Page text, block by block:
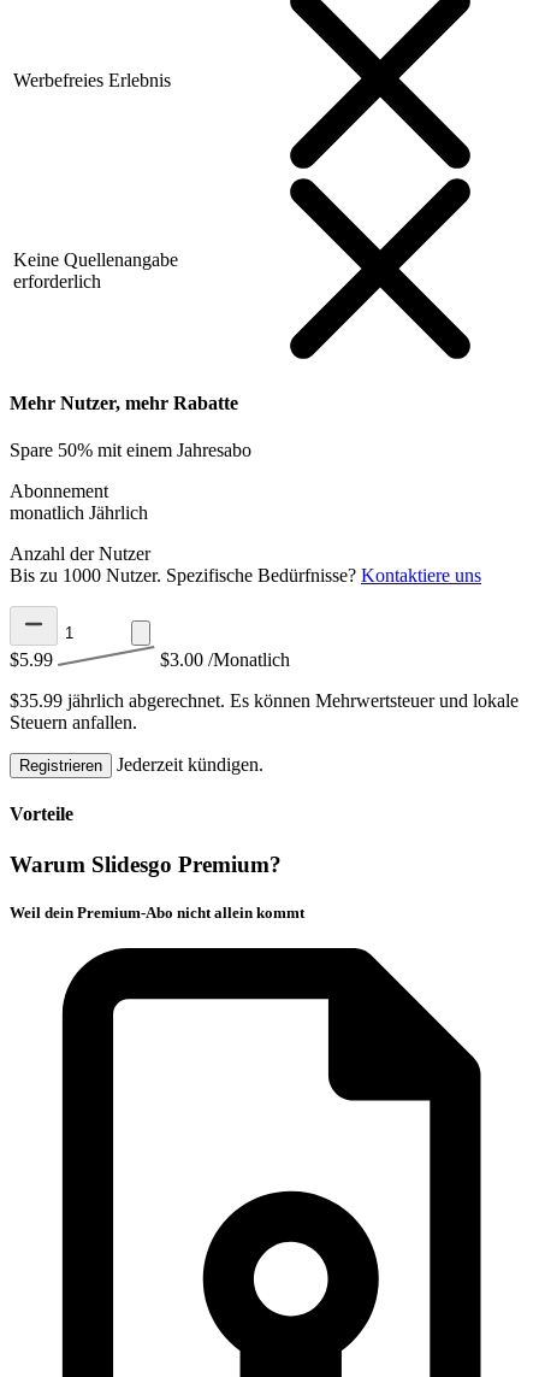
Werbefreies Erlebnis
Keine Quellenangabe
erforderlich
Mehr Nutzer, mehr Rabatte
Spare 50% mit einem Jahresabo
Abonnement
monatlich Jährlich
Anzahl der Nutzer
Bis zu 1000 Nutzer. Spezifische Bedürfnisse? Kontaktiere uns
$5.99 $3.00 /Monatlich
$35.99 jährlich abgerechnet. Es können Mehrwertsteuer und lokale
Steuern anfallen.
Registrieren Jederzeit kündigen.
Vorteile
Warum Slidesgo Premium?
Weil dein Premium-Abo nicht allein kommt